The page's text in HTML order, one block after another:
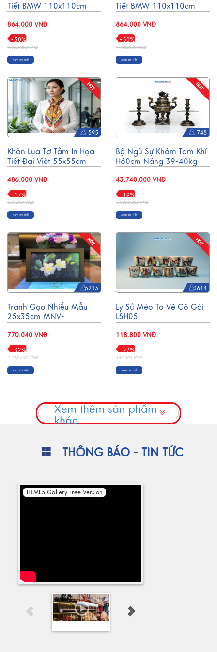
Tiết BMW 110x110cm
864.000 VNĐ
- 50%
1.728.000 VNĐ
Xem chi tiết
Tiết BMW 110x110cm
864.000 VNĐ
- 50%
1.728.000 VNĐ
Xem chi tiết
595
Khăn Lụa Tơ Tằm In Họa
Tiết Đại Việt 55x55cm
486.000 VNĐ
- 17%
583.200 VNĐ
Xem chi tiết
748
Bộ Ngũ Sự Khảm Tam Khí
H60cm Nặng 39-40kg
43.740.000 VNĐ
- 19%
54.000.000 VNĐ
Xem chi tiết
5213
Tranh Gạo Nhiều Mẫu
25x35cm MNV-
770.040 VNĐ
- 32%
1.128.600 VNĐ
Xem chi tiết
3614
Ly Sứ Méo To Vẽ Cô Gái
LSH05
118.800 VNĐ
- 27%
162.000 VNĐ
Xem chi tiết
Xem thêm sản phẩm
khác
THÔNG BÁO - TIN TỨC
HTML5 Gallery Free Version